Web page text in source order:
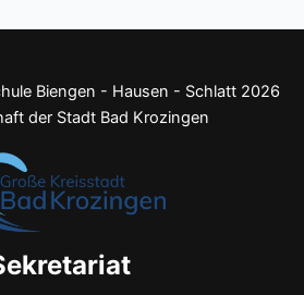
Biengen - Hausen - Schlatt 2026
der Stadt Bad Krozingen